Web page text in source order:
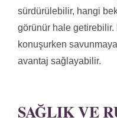
sürdürülebilir, hangi
görünür hale
konuşurken
avantaj sağlayabilir.
SAĞLIK VE